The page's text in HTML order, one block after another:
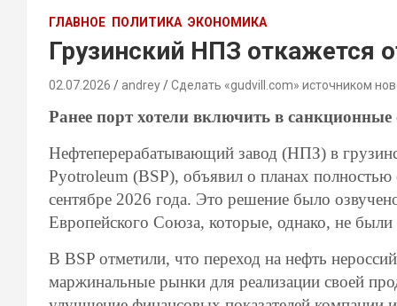
ГЛАВНОЕ ПОЛИТИКА ЭКОНОМИКА
Грузинский НПЗ откажется
02.07.2026 andrey Сделать «gudvill.com» источником
Ранее порт хотели включить в санкционные
Нефтеперерабатывающий завод (НПЗ) в
Pyotroleum (BSP), объявил о планах полностью
сентябре 2026 года. Это решение было
Европейского Союза, которые, однако, не были
В BSP отметили, что переход на нефть
маржинальные рынки для реализации своей